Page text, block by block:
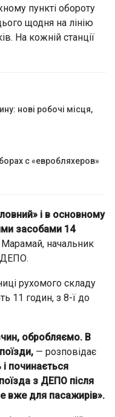
пункті обороту
щодня на лінію
На кожній станції
нові робочі місця,
с «евробляхеров»
і в основному
засобами 14
начальник
ДЕПО.
рухомого складу
11 годин, з 8-ї до
обробляємо. В
— розповідає
починається
з ДЕПО після
вже для пасажирів».